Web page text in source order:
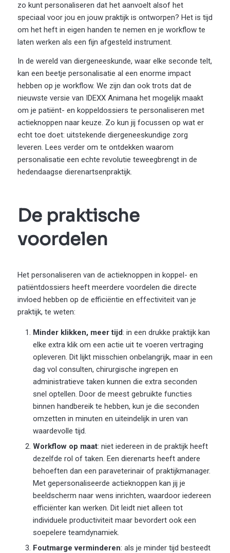
zo kunt personaliseren dat het aanvoelt alsof het
speciaal voor jou en jouw praktijk is ontworpen? Het is tijd
om het heft in eigen handen te nemen en je workflow te
laten werken als een fijn afgesteld instrument.
In de wereld van diergeneeskunde, waar elke seconde telt,
kan een beetje personalisatie al een enorme impact
hebben op je workflow. We zijn dan ook trots dat de
nieuwste versie van IDEXX Animana het mogelijk maakt
om je patiënt- en koppeldossiers te personaliseren met
actieknoppen naar keuze. Zo kun jij focussen op wat er
echt toe doet: uitstekende diergeneeskundige zorg
leveren. Lees verder om te ontdekken waarom
personalisatie een echte revolutie teweegbrengt in de
hedendaagse dierenartsenpraktijk.
De praktische
voordelen
Het personaliseren van de actieknoppen in koppel- en
patiëntdossiers heeft meerdere voordelen die directe
invloed hebben op de efficiëntie en effectiviteit van je
praktijk, te weten:
Minder klikken, meer tijd: in een drukke praktijk kan
elke extra klik om een actie uit te voeren vertraging
opleveren. Dit lijkt misschien onbelangrijk, maar in een
dag vol consulten, chirurgische ingrepen en
administratieve taken kunnen die extra seconden
snel optellen. Door de meest gebruikte functies
binnen handbereik te hebben, kun je die seconden
omzetten in minuten en uiteindelijk in uren van
waardevolle tijd.
Workflow op maat: niet iedereen in de praktijk heeft
dezelfde rol of taken. Een dierenarts heeft andere
behoeften dan een paraveterinair of praktijkmanager.
Met gepersonaliseerde actieknoppen kan jij je
beeldscherm naar wens inrichten, waardoor iedereen
efficiënter kan werken. Dit leidt niet alleen tot
individuele productiviteit maar bevordert ook een
soepelere teamdynamiek.
Foutmarge verminderen: als je minder tijd besteedt